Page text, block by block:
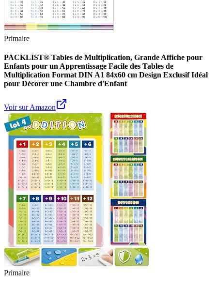
Primaire
PACKLIST® Tables de Multiplication, Grande Affiche pour
Enfants pour un Apprentissage Facile des Tables de
Multiplication Format DIN A1 84x60 cm Design Exclusif Idéal
pour Décorer une Chambre d'Enfant
Voir sur Amazon
Primaire